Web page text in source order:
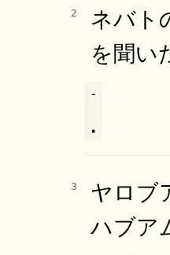
2
ネバト
を聞い
.
-
3
ヤロブ
ハブア